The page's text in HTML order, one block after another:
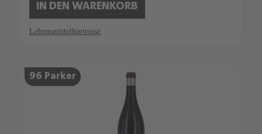
IN DEN WARENKORB
Lebensmittelhinweise
SCHATZKAMMER
LIMITIERT
96 Parker